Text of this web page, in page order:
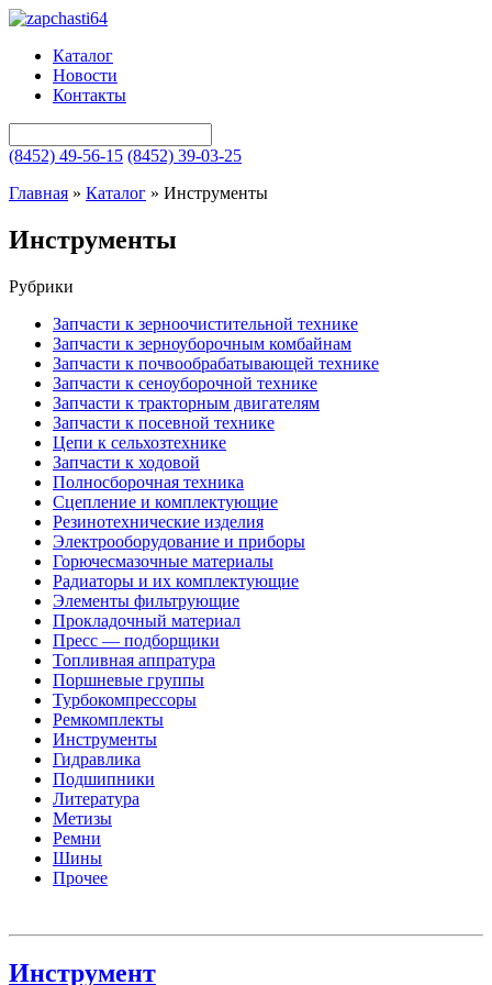
Каталог
Новости
Контакты
(8452) 49-56-15 (8452) 39-03-25
Главная » Каталог » Инструменты
Инструменты
Рубрики
Запчасти к зерноочистительной технике
Запчасти к зерноуборочным комбайнам
Запчасти к почвообрабатывающей технике
Запчасти к сеноуборочной технике
Запчасти к тракторным двигателям
Запчасти к посевной технике
Цепи к сельхозтехнике
Запчасти к ходовой
Полносборочная техника
Сцепление и комплектующие
Резинотехнические изделия
Электрооборудование и приборы
Горючесмазочные материалы
Радиаторы и их комплектующие
Элементы фильтрующие
Прокладочный материал
Пресс — подборщики
Топливная аппратура
Поршневые группы
Турбокомпрессоры
Ремкомплекты
Инструменты
Гидравлика
Подшипники
Литература
Метизы
Ремни
Шины
Прочее
Инструмент